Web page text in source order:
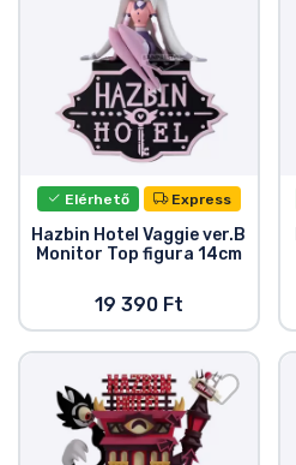
Elérhető Express
Hazbin Hotel Vaggie ver.B
Monitor Top figura 14cm
19 390 Ft